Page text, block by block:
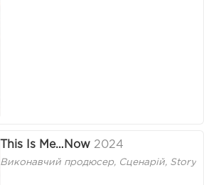
This Is Me…Now 2024
Виконавчий продюсер, Сценарій, Story